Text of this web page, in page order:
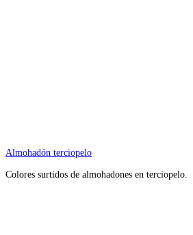
Almohadón terciopelo
Colores surtidos de almohadones en terciopelo.